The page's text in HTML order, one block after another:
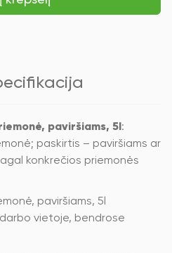
paviršiams, 5l:
paskirtis – paviršiams ar
konkrečios priemonės
paviršiams, 5l
vietoje, bendrose